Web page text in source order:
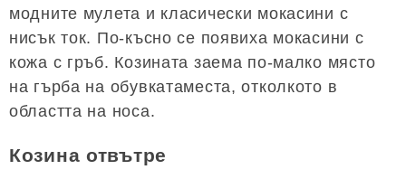
модните мулета и класически мокасини с
нисък ток. По-късно се появиха мокасини с
кожа с гръб. Козината заема по-малко място
на гърба на обувкатаместа, отколкото в
областта на носа.
Козина отвътре